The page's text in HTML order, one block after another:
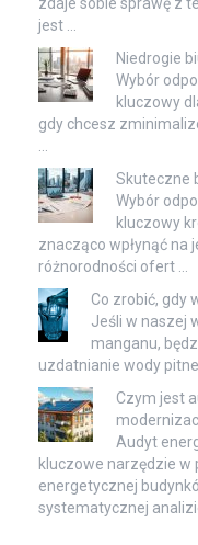
jest …
Niedrogie
Wybór
kluczowy
gdy chcesz
Skuteczne
Wybór
kluczowy
znacząco wpłynąć na
różnorodności ofert …
Co zrobić, gdy
Jeśli w naszej
manganu,
uzdatnianie wody
Czym jest
Audyt
kluczowe narzędzie w
energetycznej
systematycznej